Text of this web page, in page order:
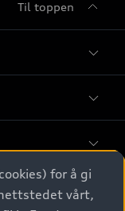
Til toppen
for å gi
vårt,